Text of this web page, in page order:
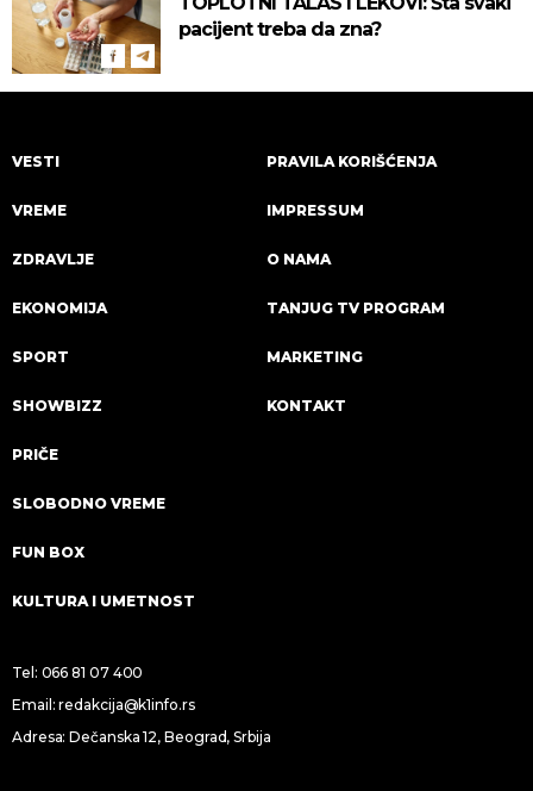
pacijent treba da zna?
VESTI
VREME
ZDRAVLJE
EKONOMIJA
SPORT
SHOWBIZZ
PRIČE
SLOBODNO VREME
FUN BOX
KULTURA I UMETNOST
PRAVILA KORIŠĆENJA
IMPRESSUM
O NAMA
TANJUG TV PROGRAM
MARKETING
KONTAKT
Tel: 066 81 07 400
Email:redakcija@k1info.rs
Adresa: Dečanska 12, Beograd, Srbija